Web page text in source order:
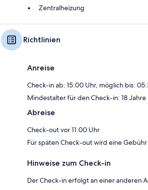
Zentralheizung
Richtlinien
Anreise
Check-in ab: 15:00 Uhr, möglich bis:
Mindestalter für den Check-in: 18 Jahre
Abreise
Check-out vor 11:00 Uhr
Für späten Check-out wird eine
Hinweise zum Check-in
Der Check-in erfolgt an einer anderen